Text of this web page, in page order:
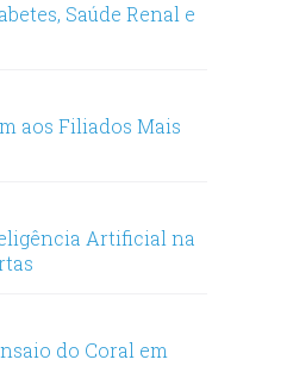
Saúde Renal e
aos Filiados Mais
Artificial na
do Coral em